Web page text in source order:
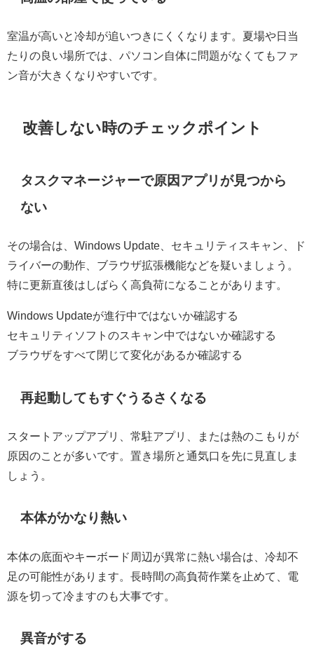
室温が高いと冷却が追いつきにくくなります。夏場や日当
たりの良い場所では、パソコン自体に問題がなくてもファ
ン音が大きくなりやすいです。
改善しない時のチェックポイント
タスクマネージャーで原因アプリが見つから
ない
その場合は、Windows Update、セキュリティスキャン、ド
ライバーの動作、ブラウザ拡張機能などを疑いましょう。
特に更新直後はしばらく高負荷になることがあります。
Windows Updateが進行中ではないか確認する
セキュリティソフトのスキャン中ではないか確認する
ブラウザをすべて閉じて変化があるか確認する
再起動してもすぐうるさくなる
スタートアップアプリ、常駐アプリ、または熱のこもりが
原因のことが多いです。置き場所と通気口を先に見直しま
しょう。
本体がかなり熱い
本体の底面やキーボード周辺が異常に熱い場合は、冷却不
足の可能性があります。長時間の高負荷作業を止めて、電
源を切って冷ますのも大事です。
異音がする